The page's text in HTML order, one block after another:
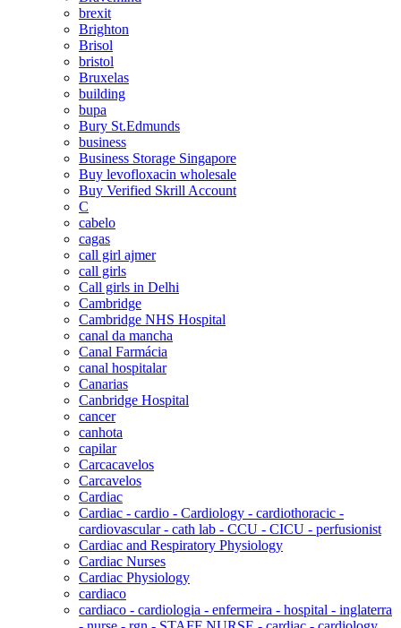
brexit
Brighton
Brisol
bristol
Bruxelas
building
bupa
Bury St.Edmunds
business
Business Storage Singapore
Buy levofloxacin wholesale
Buy Verified Skrill Account
C
cabelo
cagas
call girl ajmer
call girls
Call girls in Delhi
Cambridge
Cambridge NHS Hospital
canal da mancha
Canal Farmácia
canal hospitalar
Canarias
Canbridge Hospital
cancer
canhota
capilar
Carcacavelos
Carcavelos
Cardiac
Cardiac - cardio - Cardiology - cardiothoracic -
cardiovascular - cath lab - CCU - CICU - perfusionist
Cardiac and Respiratory Physiology
Cardiac Nurses
Cardiac Physiology
cardiaco
cardiaco - cardiologia - enfermeira - hospital - inglaterra